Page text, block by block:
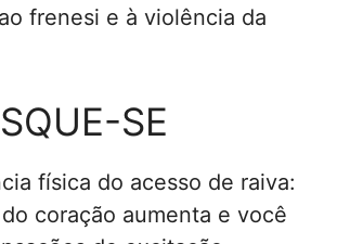
frenesi e à violência da
SE
física do acesso de raiva:
coração aumenta e você